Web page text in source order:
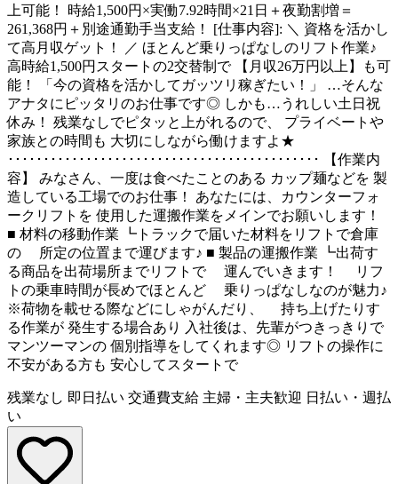
上可能！ 時給1,500円×実働7.92時間×21日＋夜勤割増＝
261,368円＋別途通勤手当支給！ [仕事内容]: ＼ 資格を活かし
て高月収ゲット！ ／ ほとんど乗りっぱなしのリフト作業♪
高時給1,500円スタートの2交替制で 【月収26万円以上】も可
能！ 「今の資格を活かしてガッツリ稼ぎたい！」 …そんな
アナタにピッタリのお仕事です◎ しかも…うれしい土日祝
休み！ 残業なしでピタッと上がれるので、 プライベートや
家族との時間も 大切にしながら働けますよ★
････････････････････････････････････････････ 【作業内
容】 みなさん、一度は食べたことのある カップ麺などを 製
造している工場でのお仕事！ あなたには、カウンターフォ
ークリフトを 使用した運搬作業をメインでお願いします！
■ 材料の移動作業 ┗トラックで届いた材料をリフトで倉庫
の 所定の位置まで運びます♪ ■ 製品の運搬作業 ┗出荷す
る商品を出荷場所までリフトで 運んでいきます！ リフ
トの乗車時間が長めでほとんど 乗りっぱなしなのが魅力♪
※荷物を載せる際などにしゃがんだり、 持ち上げたりす
る作業が 発生する場合あり 入社後は、先輩がつきっきりで
マンツーマンの 個別指導をしてくれます◎ リフトの操作に
不安がある方も 安心してスタートで
残業なし 即日払い 交通費支給 主婦・主夫歓迎 日払い・週払
い